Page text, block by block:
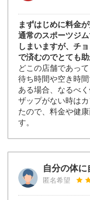
まずはじめに料金
通常のスポーツジ
しまいますが、チ
で済むのでとても助
どこの店舗であっ
待ち時間や空き時
ある場合、なるべ
ザップがない時は
たので、料金や健
す。
自分の体
匿名希望